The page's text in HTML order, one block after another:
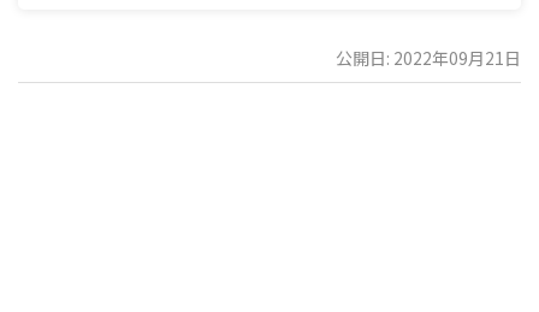
公開日: 2022年09月21日